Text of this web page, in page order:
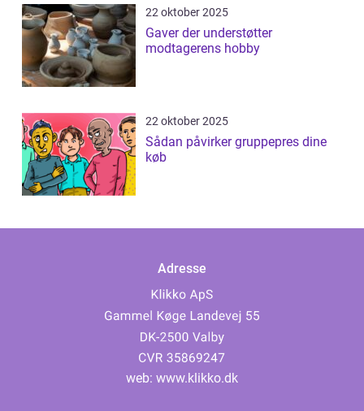
22 oktober 2025
Gaver der understøtter
modtagerens hobby
22 oktober 2025
Sådan påvirker gruppepres dine
køb
Adresse
web: www.klikko.dk